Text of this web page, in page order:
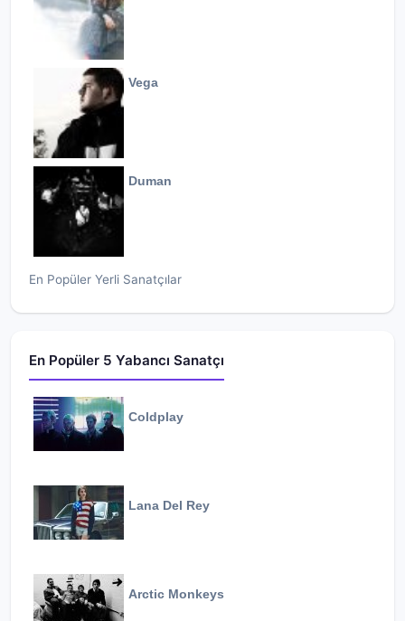
Vega
Duman
En Popüler Yerli Sanatçılar
En Popüler 5 Yabancı Sanatçı
Coldplay
Lana Del Rey
Arctic Monkeys